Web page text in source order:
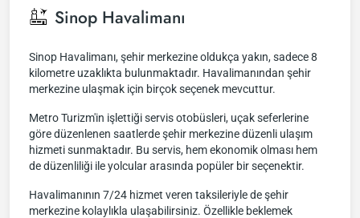
Sinop Havalimanı
Sinop Havalimanı, şehir merkezine oldukça yakın, sadece 8
kilometre uzaklıkta bulunmaktadır. Havalimanından şehir
merkezine ulaşmak için birçok seçenek mevcuttur.
Metro Turizm'in işlettiği servis otobüsleri, uçak seferlerine
göre düzenlenen saatlerde şehir merkezine düzenli ulaşım
hizmeti sunmaktadır. Bu servis, hem ekonomik olması hem
de düzenliliği ile yolcular arasında popüler bir seçenektir.
Havalimanının 7/24 hizmet veren taksileriyle de şehir
merkezine kolaylıkla ulaşabilirsiniz. Özellikle beklemek